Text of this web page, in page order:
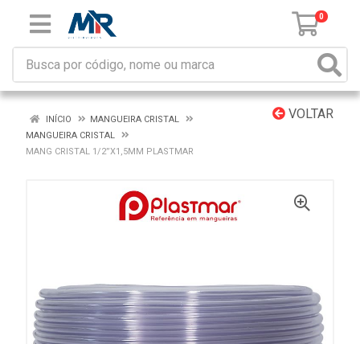
0
VOLTAR
INÍCIO
MANGUEIRA CRISTAL
MANGUEIRA CRISTAL
MANG CRISTAL 1/2”X1,5MM PLASTMAR